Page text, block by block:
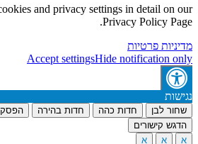
and privacy settings in detail on our
Privacy Policy Page.
מדיניות פרטיות
Accept settingsHide notification only
נגישות
שחור לבן חדות כהה חדות בהירה הפסק
הדגש קישורים
א
א א